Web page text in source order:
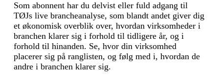
Som abonnent har du delvist eller fuld adgang til
TØJs live brancheanalyse, som blandt andet giver dig
et økonomisk overblik over, hvordan virksomheder i
branchen klarer sig i forhold til tidligere år, og i
forhold til hinanden. Se, hvor din virksomhed
placerer sig på ranglisten, og følg med i, hvordan de
andre i branchen klarer sig.